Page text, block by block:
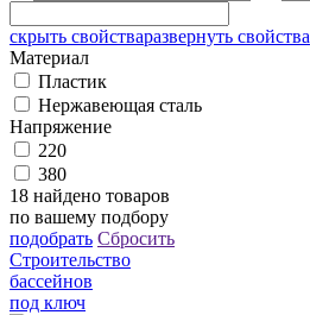
скрыть свойстваразвернуть свойства
Материал
Пластик
Нержавеющая сталь
Напряжение
220
380
18 найдено товаров
по вашему подбору
подобрать Сбросить
Строительство
бассейнов
под ключ